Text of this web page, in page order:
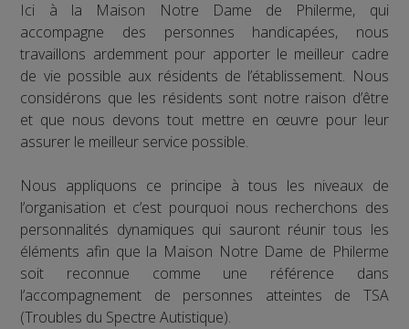
Ici à la Maison Notre Dame de Philerme, qui
accompagne des personnes handicapées, nous
travaillons ardemment pour apporter le meilleur cadre
de vie possible aux résidents de l’établissement. Nous
considérons que les résidents sont notre raison d’être
et que nous devons tout mettre en œuvre pour leur
assurer le meilleur service possible.
Nous appliquons ce principe à tous les niveaux de
l’organisation et c’est pourquoi nous recherchons des
personnalités dynamiques qui sauront réunir tous les
éléments afin que la Maison Notre Dame de Philerme
soit reconnue comme une référence dans
l’accompagnement de personnes atteintes de TSA
(Troubles du Spectre Autistique).